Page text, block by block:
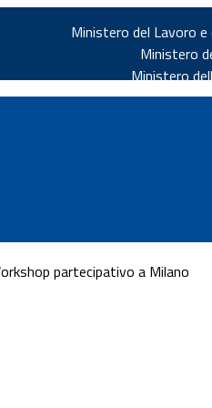
Ministero del Lavoro e
Ministero
Ministero
partecipativo a Milano